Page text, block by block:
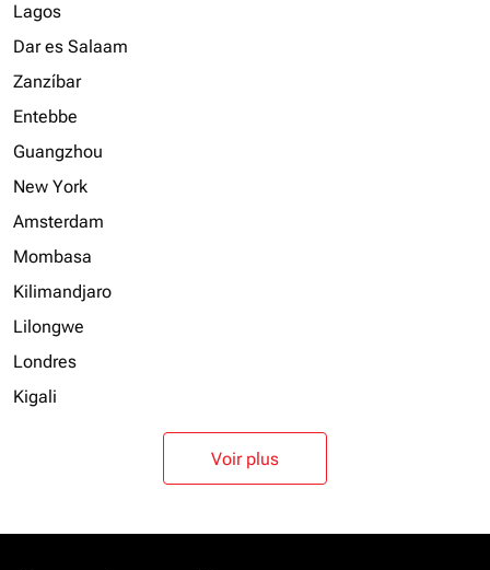
Lagos
Dar es Salaam
Zanzíbar
Entebbe
Guangzhou
New York
Amsterdam
Mombasa
Kilimandjaro
Lilongwe
Londres
Kigali
Voir plus